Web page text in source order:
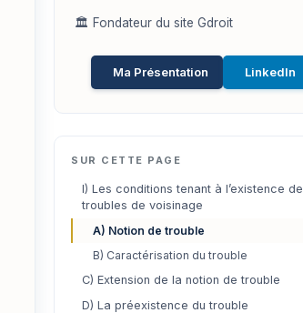
🏛️ Fondateur du site Gdroit
Ma Présentation LinkedIn
SUR CETTE PAGE
I) Les conditions tenant à l’existence de
troubles de voisinage
A) Notion de trouble
B) Caractérisation du trouble
C) Extension de la notion de trouble
D) La préexistence du trouble